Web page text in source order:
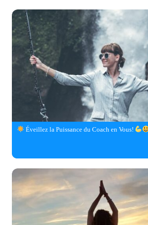
Éveillez la Puissance du Coach en Vous!